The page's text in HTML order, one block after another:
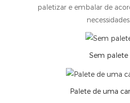
paletizar e embalar de
necessidades.
Sem palete
Palete de uma